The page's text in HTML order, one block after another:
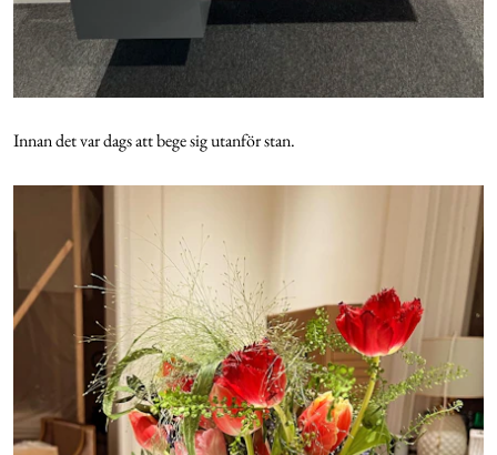
Innan det var dags att bege sig utanför stan.